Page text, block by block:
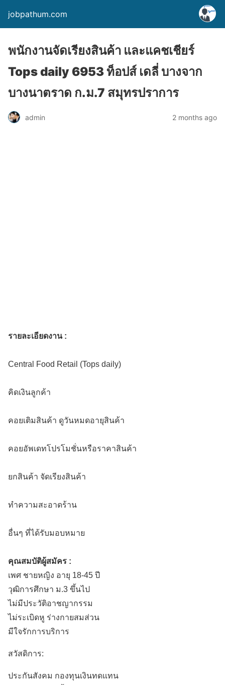
jobpathum.com
พนักงานจัดเรียงสินค้า และแคชเชียร์
Tops daily 6953 ท็อปส์ เดลี่ บางจาก
บางนาตราด ก.ม.7 สมุทรปราการ
admin 2 months ago
รายละเอียดงาน :
Central Food Retail (Tops daily)
คิดเงินลูกค้า
คอยเติมสินค้า ดูวันหมดอายุสินค้า
คอยอัพเดทโปรโมชั่นหรือราคาสินค้า
ยกสินค้า จัดเรียงสินค้า
ทำความสะอาดร้าน
อื่นๆ ที่ได้รับมอบหมาย
คุณสมบัติผู้สมัคร :
เพศ ชายหญิง อายุ 18-45 ปี
วุฒิการศึกษา ม.3 ขึ้นไป
ไม่มีประวัติอาชญากรรม
ไม่ระเบิดหู ร่างกายสมส่วน
มีใจรักการบริการ
สวัสดิการ:
ประกันสังคม กองทุนเงินทดแทน